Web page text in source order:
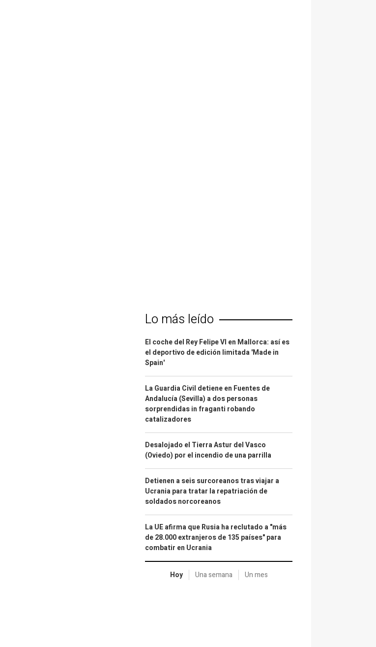
Lo más leído
El coche del Rey Felipe VI en Mallorca: así es
el deportivo de edición limitada 'Made in
Spain'
La Guardia Civil detiene en Fuentes de
Andalucía (Sevilla) a dos personas
sorprendidas in fraganti robando
catalizadores
Desalojado el Tierra Astur del Vasco
(Oviedo) por el incendio de una parrilla
Detienen a seis surcoreanos tras viajar a
Ucrania para tratar la repatriación de
soldados norcoreanos
La UE afirma que Rusia ha reclutado a "más
de 28.000 extranjeros de 135 países" para
combatir en Ucrania
Hoy Una semana Un mes